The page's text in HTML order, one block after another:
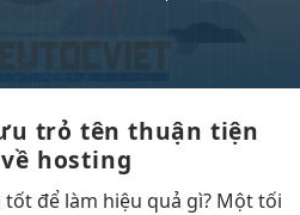
trỏ tên thuận tiện
hosting
tốt để làm hiệu quả gì? Mộttối